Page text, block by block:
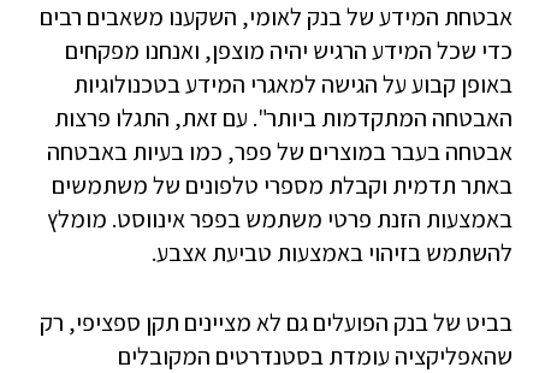
אבטחת המידע של בנק לאומי, השקענו משאבים רבים
כדי שכל המידע הרגיש יהיה מוצפן, ואנחנו מפקחים
באופן קבוע על הגישה למאגרי המידע בטכנולוגיות
האבטחה המתקדמות ביותר". עם זאת, התגלו פרצות
אבטחה בעבר במוצרים של פפר, כמו בעיות באבטחה
באתר תדמית וקבלת מספרי טלפונים של משתמשים
באמצעות הזנת פרטי משתמש בפפר אינווסט. מומלץ
להשתמש בזיהוי באמצעות טביעת אצבע.
בביט של בנק הפועלים גם לא מציינים תקן ספציפי, רק
שהאפליקציה עומדת בסטנדרטים המקובלים